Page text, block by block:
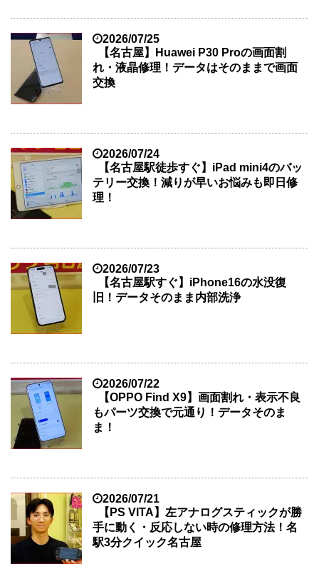
2026/07/25
【名古屋】Huawei P30 Proの画面割
れ・液晶修理！データはそのままで画面
交換
2026/07/24
【名古屋駅徒歩すぐ】iPad mini4のバッ
テリー交換！減りが早いお悩みも即日修
理！
2026/07/23
【名古屋駅すぐ】iPhone16の水没復
旧！データそのまま内部洗浄
2026/07/22
【OPPO Find X9】画面割れ・表示不良
もパーツ交換で元通り！データそのま
ま！
2026/07/21
【PS VITA】左アナログスティックが勝
手に動く・反応しない時の修理方法！名
駅3分クイック名古屋